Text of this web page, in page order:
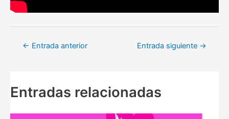
Navegación
← Entrada anterior Entrada siguiente →
Entradas relacionadas